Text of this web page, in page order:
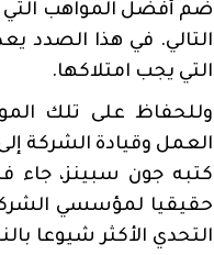
ضم أفضل المواهب التي
التالي. في هذا الصدد
التي يجب امتلاكها.
وللحفاظ على تلك
العمل وقيادة الشركة
كتبه جون سبينز، جاء
حقيقيا لمؤسسي
التحدي الأكثر شيوعا